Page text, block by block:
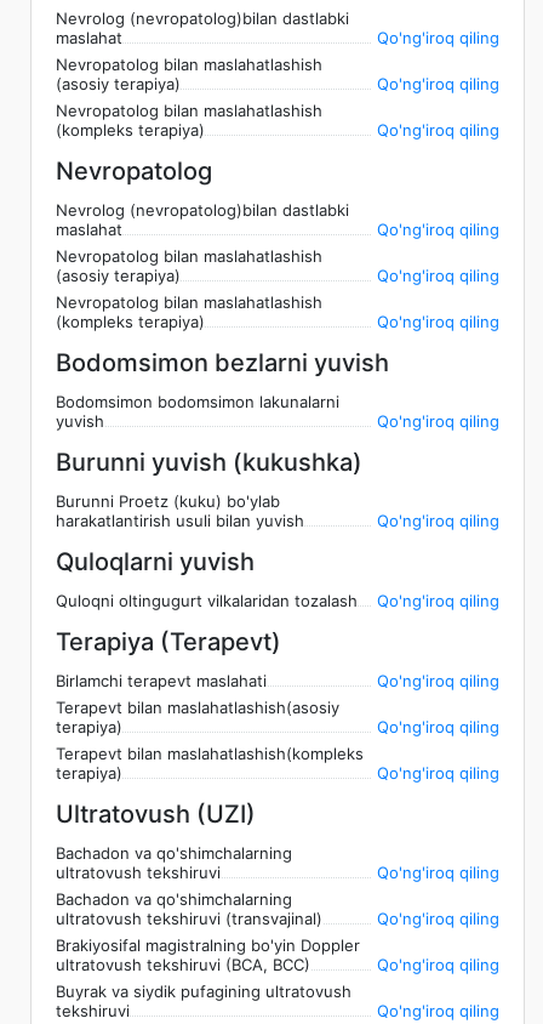
Nevrolog (nevropatolog)bilan dastlabki
maslahat
Qo'ng'iroq qiling
Nevropatolog bilan maslahatlashish
(asosiy terapiya)
Qo'ng'iroq qiling
Nevropatolog bilan maslahatlashish
(kompleks terapiya)
Qo'ng'iroq qiling
Nevropatolog
Nevrolog (nevropatolog)bilan dastlabki
maslahat
Qo'ng'iroq qiling
Nevropatolog bilan maslahatlashish
(asosiy terapiya)
Qo'ng'iroq qiling
Nevropatolog bilan maslahatlashish
(kompleks terapiya)
Qo'ng'iroq qiling
Bodomsimon bezlarni yuvish
Bodomsimon bodomsimon lakunalarni
yuvish
Qo'ng'iroq qiling
Burunni yuvish (kukushka)
Burunni Proetz (kuku) bo'ylab
harakatlantirish usuli bilan yuvish
Qo'ng'iroq qiling
Quloqlarni yuvish
Quloqni oltingugurt vilkalaridan tozalash Qo'ng'iroq qiling
Terapiya (Terapevt)
Birlamchi terapevt maslahati
Qo'ng'iroq qiling
Terapevt bilan maslahatlashish(asosiy
terapiya)
Qo'ng'iroq qiling
Terapevt bilan maslahatlashish(kompleks
terapiya)
Qo'ng'iroq qiling
Ultratovush (UZI)
Bachadon va qo'shimchalarning
ultratovush tekshiruvi
Qo'ng'iroq qiling
Bachadon va qo'shimchalarning
ultratovush tekshiruvi (transvajinal)
Qo'ng'iroq qiling
Brakiyosifal magistralning bo'yin Doppler
ultratovush tekshiruvi (BCA, BCC)
Qo'ng'iroq qiling
Buyrak va siydik pufagining ultratovush
tekshiruvi
Qo'ng'iroq qiling